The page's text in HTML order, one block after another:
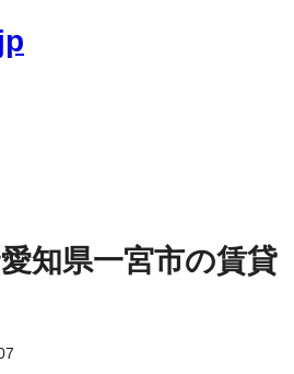
愛知県一宮市の賃貸